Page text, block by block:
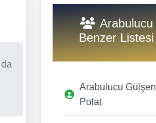
Arabulucu
Benzer Listesi
Arabulucu Gülşen
Polat